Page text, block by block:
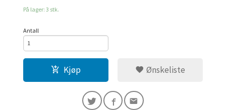
På lager: 3 stk.
Antall
Kjøp Ønskeliste